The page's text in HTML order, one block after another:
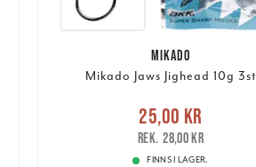
MIKADO
Mikado Jaws Jighead 10g 3st
Nuvarande pris :25,00 kr
pris:28,00 kr
25,00 kr
28,00 kr
FINNS I LAGER.